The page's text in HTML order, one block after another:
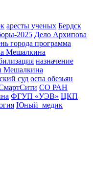
аресты ученых Бердск
2025 Дело Архипова
города программа
Мешалкина
назначение
суд оспа обезьян
СО РАН
ФГУП «УЭВ» ЦКП
Юный_медик